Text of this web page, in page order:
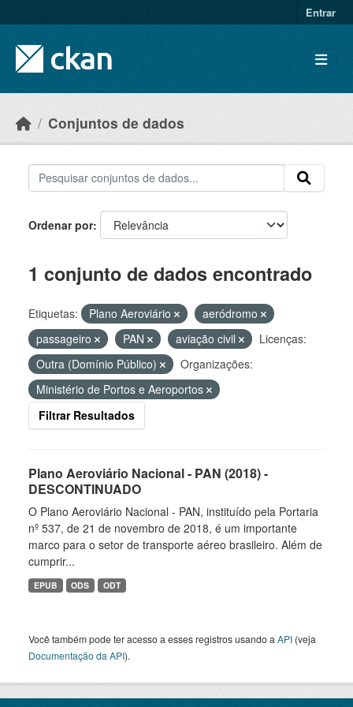
Entrar
Conjuntos de dados
Ordenar por
1 conjunto de dados encontrado
Etiquetas: Plano Aeroviário
aeródromo
passageiro
PAN aviação civil
Licenças:
Outra (Domínio Público)
Organizações:
Ministério de Portos e Aeroportos
Filtrar Resultados
Plano Aeroviário Nacional - PAN (2018) -
DESCONTINUADO
O Plano Aeroviário Nacional - PAN, instituído pela Portaria
nº 537, de 21 de novembro de 2018, é um importante
marco para o setor de transporte aéreo brasileiro. Além de
cumprir...
EPUB ODS ODT
Você também pode ter acesso a esses registros usando a API (veja
Documentação da API).